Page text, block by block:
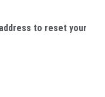
to reset your